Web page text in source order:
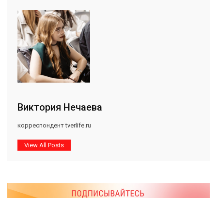
Виктория Нечаева
корреспондент tverlife.ru
View All Posts